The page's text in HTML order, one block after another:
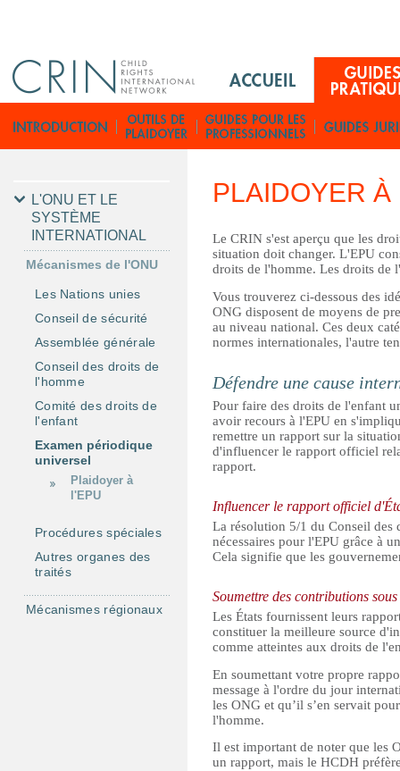
i
n
M
n
F
r
u
PLAIDOYER À
Le CRIN s'est aperçu que les
situation doit changer. L'EPU
droits de l'homme. Les droits de
Vous trouverez ci-dessous des
ONG disposent de moyens de
au niveau national. Ces deux
normes internationales, l'autre
Défendre une cause
Pour faire des droits de l'enfant
avoir recours à l'EPU en
remettre un rapport sur la
d'influencer le rapport officiel
rapport.
Influencer le rapport officiel
La résolution 5/1 du Conseil des
nécessaires pour l'EPU grâce à
Cela signifie que les
Soumettre des contributions
Les États fournissent leurs
constituer la meilleure source
comme atteintes aux droits de
En soumettant votre propre
message à l'ordre du jour
les ONG et qu’il s’en servait
l'homme.
Il est important de noter que les
un rapport, mais le HCDH
L'ONU ET LE
SYSTÈME
INTERNATIONAL
Mécanismes de l'ONU
Les Nations unies
Conseil de sécurité
Assemblée générale
Conseil des droits de
l'homme
Comité des droits de
l'enfant
Examen périodique
universel
Plaidoyer à
l'EPU
Procédures spéciales
Autres organes des
traités
Mécanismes régionaux